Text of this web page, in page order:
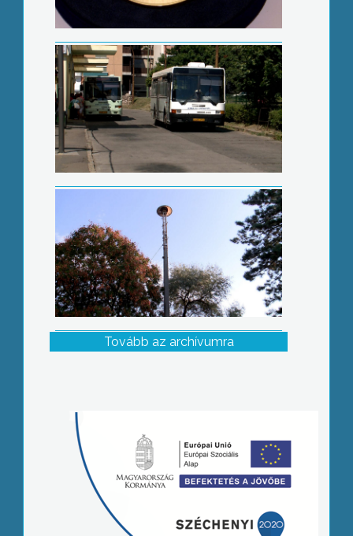
Szirénapróba
Tovább az archívumra